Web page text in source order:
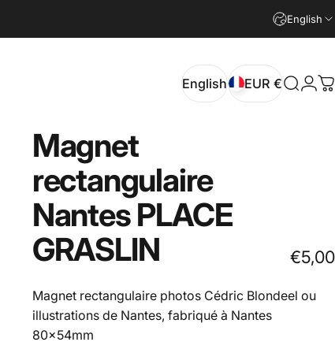
English
English EUR € Search
Magnet
rectangulaire
NantesPLACE
GRASLIN
€5,00
Magnet rectangulaire photos Cédric Blondeel ou
illustrations de Nantes, fabriqué à Nantes
80x54mm